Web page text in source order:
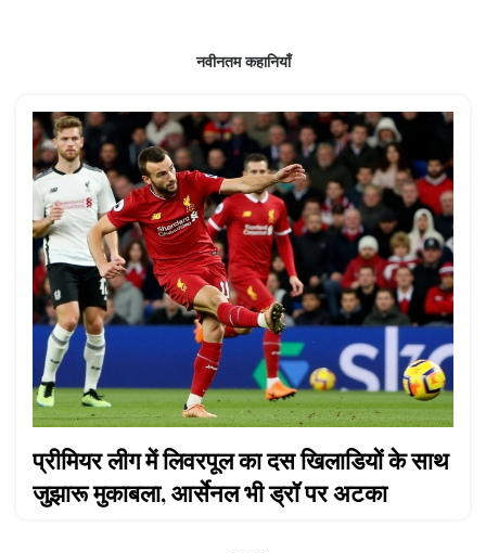
नवीनतम कहानियाँ
प्रीमियर लीग में लिवरपूल का दस खिलाडियों के साथ
जुझारू मुकाबला, आर्सेनल भी ड्रॉ पर अटका